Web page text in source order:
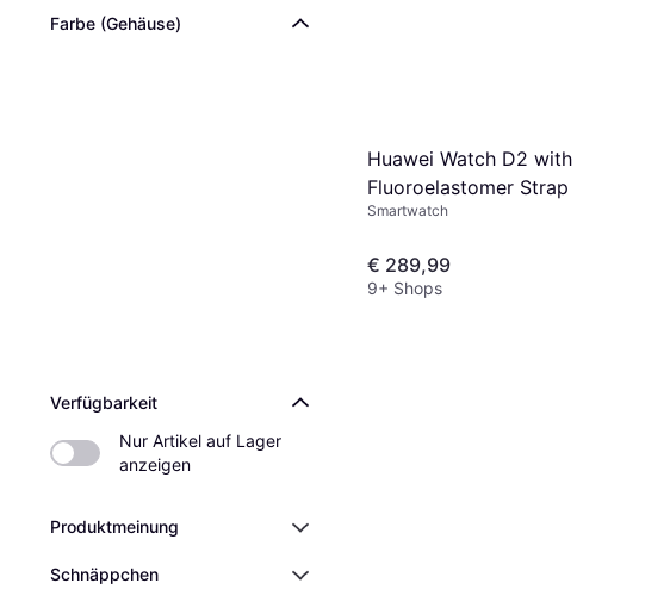
Farbe (Gehäuse)
Verfügbarkeit
Nur Artikel auf Lager
anzeigen
Produktmeinung
Schnäppchen
Huawei Watch D2 with
Fluoroelastomer Strap
Smartwatch
€ 289,99
9+ Shops